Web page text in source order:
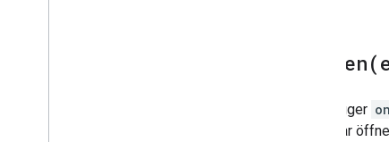
onOpen(
Der Trigger
Formular